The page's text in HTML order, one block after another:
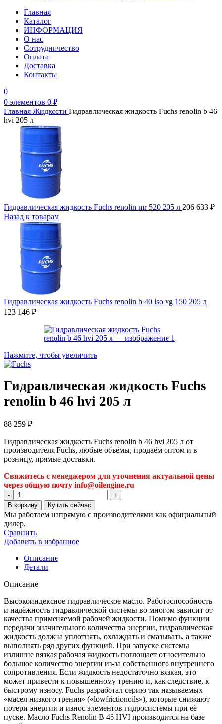
Главная
Каталог
ИНФОРМАЦИЯ
О нас
Сотрудничество
Оплата
Доставка
Контакты
0
0 элементов 0 ₽
Главная Жидкости Гидравлическая жидкость Fuchs renolin b 46
hvi 205 л
Гидравлическая жидкость Fuchs renolin mr 520 205 л 206 633 ₽
Назад к товарам
Гидравлическая жидкость Fuchs renolin b 40 iso vg 150 205 л
123 146 ₽
Нажмите, чтобы увеличить
Гидравлическая жидкость Fuchs
renolin b 46 hvi 205 л
88 259 ₽
Гидравлическая жидкость Fuchs renolin b 46 hvi 205 л от
производителя Fuchs, любые объёмы, продаём оптом и в
розницу, прямые доставки.
Свяжитесь с менеджером для уточнения актуальной цены
через общую почту info@oilengine.ru
Количество
товара
Гидравлическая
жидкость
Fuchs
renolin
b
46
hvi
205
л
В корзину Купить сейчас
Мы работаем напрямую с производителями как официальный
дилер.
Сравнить
Добавить в избранное
Описание
Детали
Описание
Высокоиндексное гидравлическое масло. Работоспособность
и надёжность гидравлической системы во многом зависит от
качества применяемой рабочей жидкости. Помимо функции
передачи значительного количества энергии, гидравлическая
жидкость должна уплотнять, охлаждать и смазывать, а также
выполнять ряд других функций. При запуске системы
излишне вязкая рабочая жидкость поглощает относительно
большое количество энергии из-за собственного внутреннего
сопротивления. Если жидкость недостаточно вязкая, это
может привести к повышенному трению и, как следствие, к
быстрому износу. Fuchs разработал серию так называемых
«масел низкого трения» («lowfrictionoils»), которые снижают
потери энергии и износ элементов гидросистемы при её
пуске. Масло Fuchs Renolin B 46 HVI производится на базе